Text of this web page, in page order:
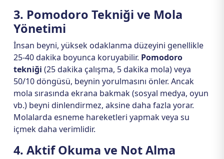
3. Pomodoro Tekniği ve Mola
Yönetimi
İnsan beyni, yüksek odaklanma düzeyini genellikle
25-40 dakika boyunca koruyabilir. Pomodoro
tekniği (25 dakika çalışma, 5 dakika mola) veya
50/10 döngüsü, beynin yorulmasını önler. Ancak
mola sırasında ekrana bakmak (sosyal medya, oyun
vb.) beyni dinlendirmez, aksine daha fazla yorar.
Molalarda esneme hareketleri yapmak veya su
içmek daha verimlidir.
4. Aktif Okuma ve Not Alma